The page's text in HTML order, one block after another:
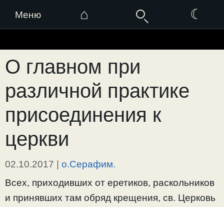
Меню ⌂ ☾
к
содержимому
О главном при
различной практике
присоединения к
церкви
02.10.2017 | о.Серафим.
Всех, приходивших от еретиков, раскольников
и принявших там обряд крещения, св. Церковь